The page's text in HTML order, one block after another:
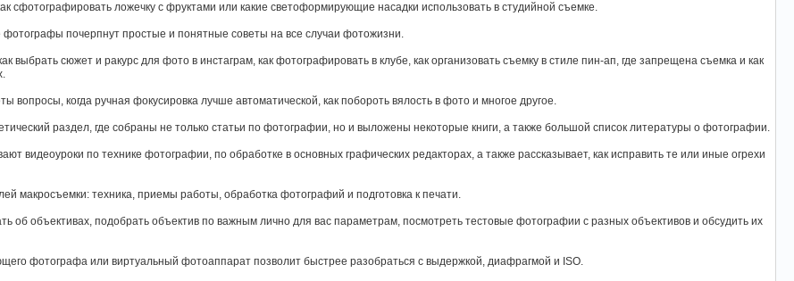
сфотографировать ложечку с фруктами или какие светоформирующие насадки использовать в студийной съемке.
почерпнут простые и понятные советы на все случаи фотожизни.
выбрать сюжет и ракурс для фото в инстаграм, как фотографировать в клубе, как организовать съемку в стиле пин-ап, где запрещена съемка и как
вопросы, когда ручная фокусировка лучше автоматической, как побороть вялость в фото и многое другое.
раздел, где собраны не только статьи по фотографии, но и выложены некоторые книги, а также большой список литературы о фотографии.
видеоуроки по технике фотографии, по обработке в основных графических редакторах, а также рассказывает, как исправить те или иные огрехи
макросъемки: техника, приемы работы, обработка фотографий и подготовка к печати.
об объективах, подобрать объектив по важным лично для вас параметрам, посмотреть тестовые фотографии с разных объективов и обсудить их
фотографа или виртуальный фотоаппарат позволит быстрее разобраться с выдержкой, диафрагмой и ISO.